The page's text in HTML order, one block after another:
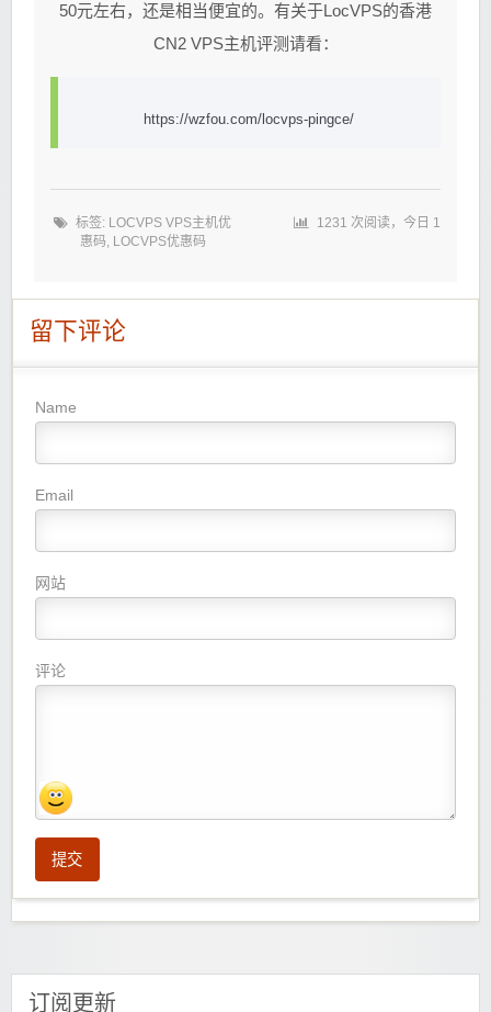
50元左右，还是相当便宜的。有关于LocVPS的香港
CN2 VPS主机评测请看：
https://wzfou.com/locvps-pingce/
标签: LOCVPS VPS主机优
惠码 LOCVPS优惠码
1231 次阅读，今日 1
留下评论
Name
Email
网站
评论
提交
订阅更新